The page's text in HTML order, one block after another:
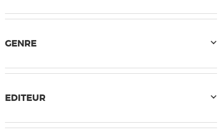
GENRE
EDITEUR